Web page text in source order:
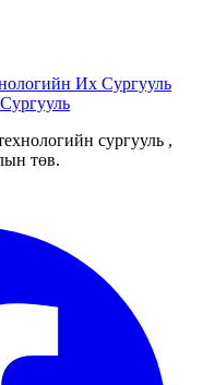
Их Сургууль
сургууль ,
төв.